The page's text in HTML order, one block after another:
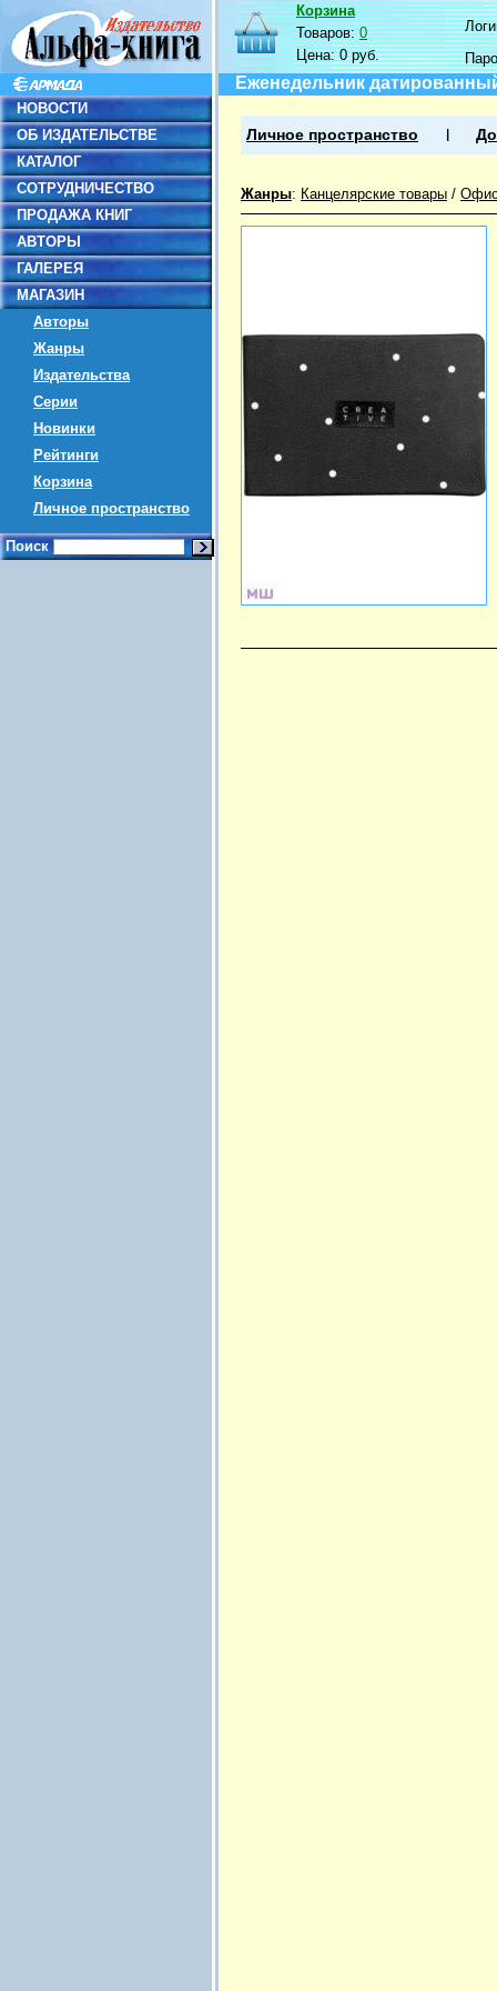
НОВОСТИ
ОБ ИЗДАТЕЛЬСТВЕ
КАТАЛОГ
СОТРУДНИЧЕСТВО
ПРОДАЖА КНИГ
АВТОРЫ
ГАЛЕРЕЯ
МАГАЗИН
Авторы
Жанры
Издательства
Серии
Новинки
Рейтинги
Корзина
Личное пространство
Поиск
Корзина
Товаров:0
Цена:0 руб.
Еженедельник
Личное пространство
Жанры: Канцелярские товары /